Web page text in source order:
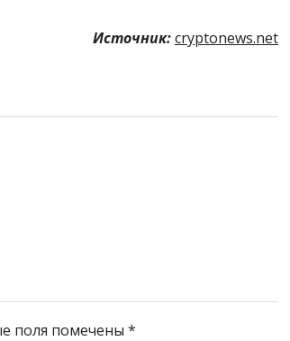
Источник:cryptonews.net
поля помечены *